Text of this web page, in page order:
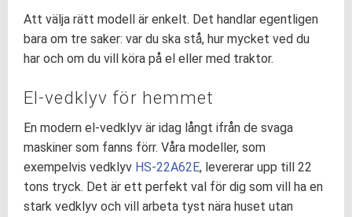
Att välja rätt modell är enkelt. Det handlar egentligen
bara om tre saker: var du ska stå, hur mycket ved du
har och om du vill köra på el eller med traktor.
El-vedklyv för hemmet
En modern el-vedklyv är idag långt ifrån de svaga
maskiner som fanns förr. Våra modeller, som
exempelvis vedklyv HS-22A62E, levererar upp till 22
tons tryck. Det är ett perfekt val för dig som vill ha en
stark vedklyv och vill arbeta tyst nära huset utan